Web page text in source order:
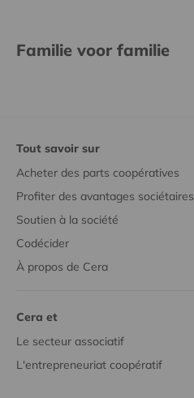
Familie voor familie
Tout savoir sur
Acheter des parts coopératives
Profiter des avantages sociétaires
Soutien à la société
Codécider
À propos de Cera
Cera et
Le secteur associatif
L'entrepreneuriat coopératif